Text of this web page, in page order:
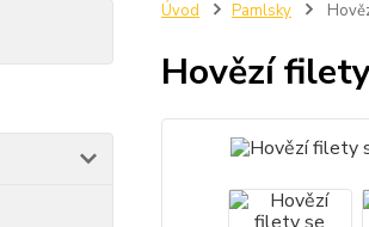
Úvod Pamlsky
Hovězí